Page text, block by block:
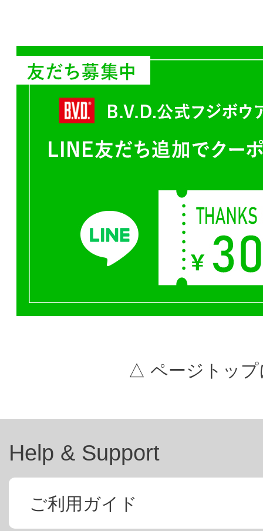
△ ページトップ
Help & Support
ご利用ガイド